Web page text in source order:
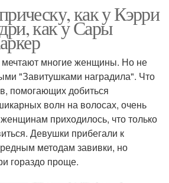
как у Кэрри
как у Сары
многие женщины. Но не
"Завитушками наградила". Что
помогающих добиться
волн на волосах, очень
приходилось, что только
Девушки прибегали к
методам завивки, но
гораздо проще.